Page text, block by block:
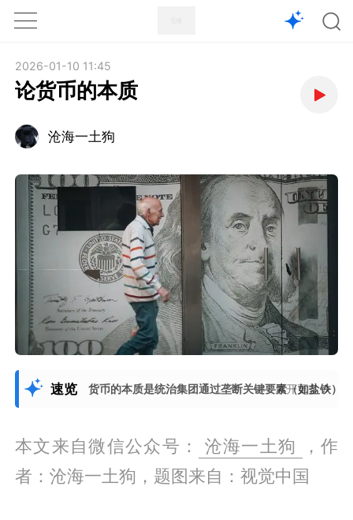
1X
2026-01-10 11:45
论货币的本质
沧海一土狗
速览 货币的本质是统治集团通过垄断关键要素（如盐铁）
展开更多
本文来自微信公众号： 沧海一土狗
，作
者：沧海一土狗，题图来自：视觉中国